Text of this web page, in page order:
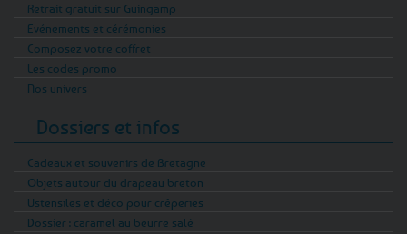
Retrait gratuit sur Guingamp
Evénements et cérémonies
Composez votre coffret
Les codes promo
Nos univers
Dossiers et infos
Cadeaux et souvenirs de Bretagne
Objets autour du drapeau breton
Ustensiles et déco pour crêperies
Dossier : caramel au beurre salé